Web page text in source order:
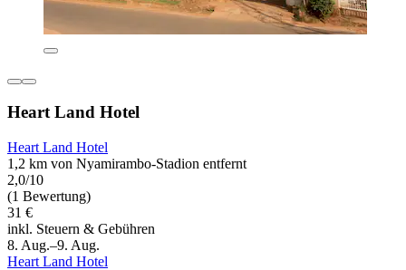
Heart Land Hotel
Heart Land Hotel
1,2 km von Nyamirambo-Stadion entfernt
2,0/10
(1 Bewertung)
31 €
inkl. Steuern & Gebühren
8. Aug.–9. Aug.
Heart Land Hotel